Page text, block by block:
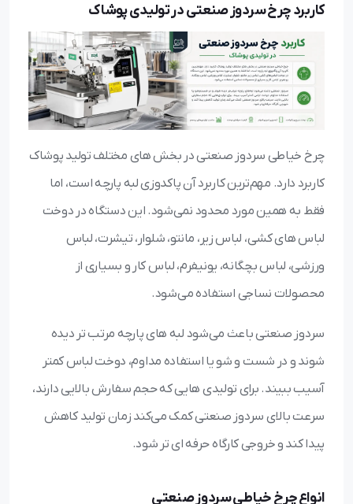
کاربرد چرخ سردوز صنعتی در تولیدی پوشاک
چرخ خیاطی سردوز صنعتی در بخش‌ های مختلف تولید پوشاک
کاربرد دارد. مهم‌ترین کاربرد آن پاکدوزی لبه پارچه است، اما
فقط به همین مورد محدود نمی‌شود. این دستگاه در دوخت
لباس‌ های کشی، لباس زیر، مانتو، شلوار، تیشرت، لباس
ورزشی، لباس بچگانه، یونیفرم، لباس کار و بسیاری از
محصولات نساجی استفاده می‌شود.
سردوز صنعتی باعث می‌شود لبه‌ های پارچه مرتب‌ تر دیده
شوند و در شست‌ و شو یا استفاده مداوم، دوخت لباس کمتر
آسیب ببیند. برای تولیدی‌ هایی که حجم سفارش بالایی دارند،
سرعت بالای سردوز صنعتی کمک می‌کند زمان تولید کاهش
پیدا کند و خروجی کارگاه حرفه‌ ای‌ تر شود.
انواع چرخ خیاطی سردوز صنعتی